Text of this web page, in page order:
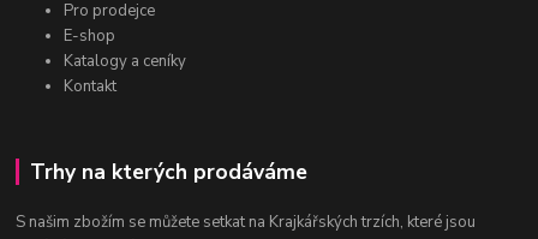
Pro prodejce
E-shop
Katalogy a ceníky
Kontakt
Trhy na kterých prodáváme
S našim zbožím se můžete setkat na Krajkářských trzích, které jsou